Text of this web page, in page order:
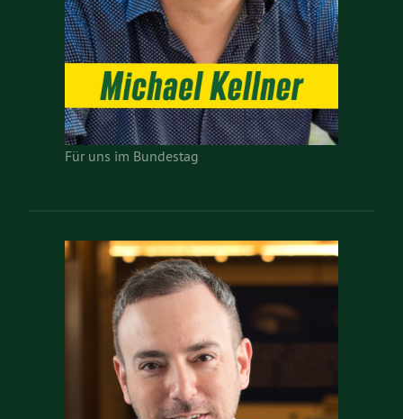
Für uns im Bundestag